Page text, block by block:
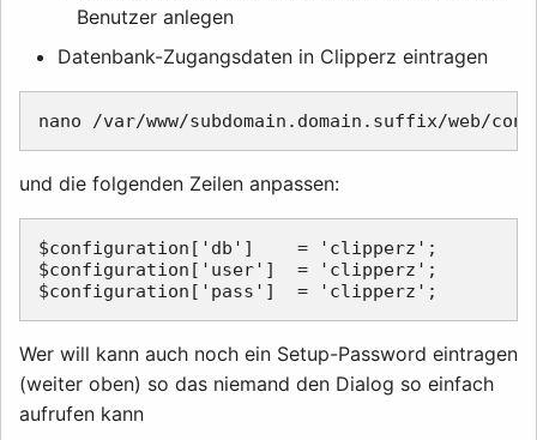
Benutzer anlegen
Datenbank-Zugangsdaten in Clipperz eintragen
und die folgenden Zeilen anpassen:
$configuration['db']    = 'clipperz';        //
$configuration['user']  = 'clipperz';        //
Wer will kann auch noch ein Setup-Password eintragen
(weiter oben) so das niemand den Dialog so einfach
aufrufen kann